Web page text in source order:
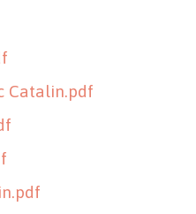
Catalin.pdf